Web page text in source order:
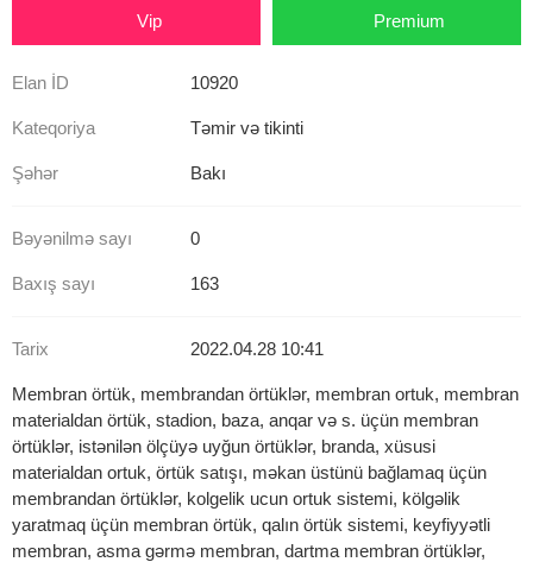
Vip Premium
Elan İD 10920
Kateqoriya Təmir və tikinti
Şəhər Bakı
Bəyənilmə sayı 0
Baxış sayı 163
Tarix 2022.04.28 10:41
Membran örtük, membrandan örtüklər, membran ortuk, membran
materialdan örtük, stadion, baza, anqar və s. üçün membran
örtüklər, istənilən ölçüyə uyğun örtüklər, branda, xüsusi
materialdan ortuk, örtük satışı, məkan üstünü bağlamaq üçün
membrandan örtüklər, kolgelik ucun ortuk sistemi, kölgəlik
yaratmaq üçün membran örtük, qalın örtük sistemi, keyfiyyətli
membran, asma gərmə membran, dartma membran örtüklər,